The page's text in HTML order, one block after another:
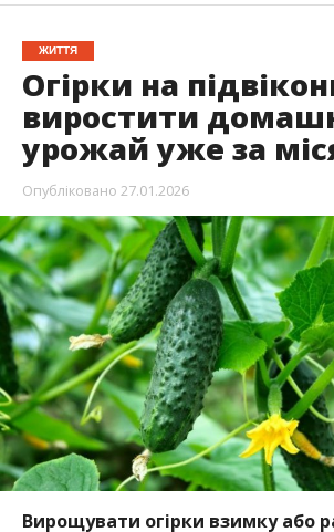
ЖИТТЯ
Огірки на
виростити
урожай уже за
Опубліковано 27.01.2026
Вирощувати огірки взимку або